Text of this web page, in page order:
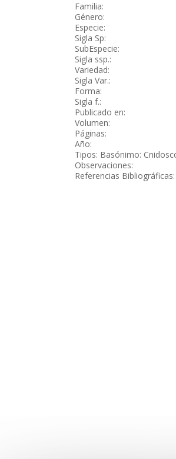
Familia:
Género:
Especie:
Sigla Sp:
SubEspecie:
Sigla ssp.:
Variedad:
Sigla Var.:
Forma:
Sigla f.:
Publicado en:
Volumen:
Páginas:
Año:
Tipos: Basónimo:
Observaciones:
Referencias Bibliográficas: